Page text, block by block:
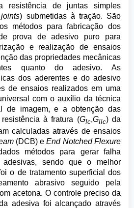
resistência de juntas simples
) submetidas à tração. São
métodos para fabricação dos
prova de adesivo puro para
e realização de ensaios
das propriedades mecânicas
quanto do adesivo. As
dos aderentes e do adesivo
de ensaios realizados em uma
com o auxílio da técnica
de imagem, e a obtenção das
à fratura (GIc,GIIc) da
calculadas através de ensaios
(DCB) eEnd Notched Flexure
métodos para gerar falha
sendo que o melhor
o de tratamento superficial dos
abrasivo seguido pela
acetona. O controle preciso da
adesiva foi alcançado através